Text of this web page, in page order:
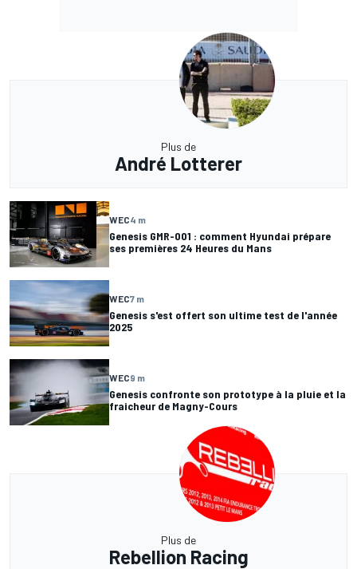
Plus de
André Lotterer
WEC4 m
Genesis GMR-001 : comment Hyundai prépare
ses premières 24 Heures du Mans
WEC7 m
Genesis s'est offert son ultime test de l'année
2025
WEC9 m
Genesis confronte son prototype à la pluie et la
fraicheur de Magny-Cours
Plus de
Rebellion Racing